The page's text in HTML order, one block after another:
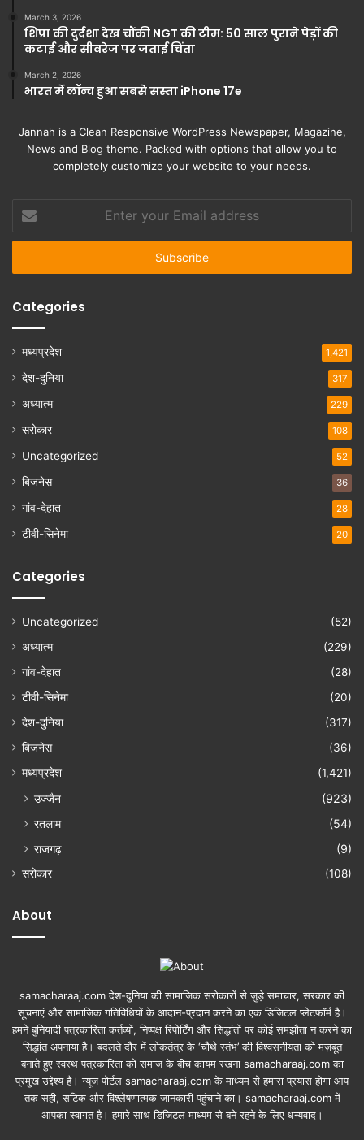
March 3, 2026
शिप्रा की दुर्दशा देख चौंकी NGT की टीम: 50 साल पुराने पेड़ों की
कटाई और सीवरेज पर जताई चिंता
March 2, 2026
भारत में लॉन्च हुआ सबसे सस्ता iPhone 17e
Jannah is a Clean Responsive WordPress Newspaper, Magazine,
News and Blog theme. Packed with options that allow you to
completely customize your website to your needs.
your
Email
Categories
मध्यप्रदेश 1,421
देश-दुनिया 317
अध्यात्म 229
सरोकार 108
Uncategorized 52
बिजनेस 36
गांव-देहात 28
टीवी-सिनेमा 20
Categories
Uncategorized
(52)
अध्यात्म
(229)
गांव-देहात
(28)
टीवी-सिनेमा
(20)
देश-दुनिया
(317)
बिजनेस
(36)
मध्यप्रदेश
(1,421)
उज्जैन
(923)
रतलाम
(54)
राजगढ़
(9)
सरोकार (108)
About
samacharaaj.com देश-दुनिया की सामाजिक सरोकारों से जुड़े समाचार, सरकार की
सूचनाएं और सामाजिक गतिविधियाें के आदान-प्रदान करने का एक डिजिटल प्लेटफॉर्म है।
हमने बुनियादी पत्रकारिता कर्तव्यों, निष्पक्ष रिपोर्टिंग और सिद्धांतों पर कोई समझौता न करने का
सिद्धांत अपनाया है। बदलते दौर में लोकतंत्र के ‘चौथे स्तंभ’ की विश्वसनीयता को मज़बूत
बनाते हुए स्वस्थ पत्रकारिता को समाज के बीच कायम रखना samacharaaj.com का
प्रमुख उद्देश्य है। न्यूज पोर्टल samacharaaj.com के माध्यम से हमारा प्रयास होगा आप
तक सही, सटिक और विश्लेषणात्मक जानकारी पहुंचाने का। samacharaaj.com में
आपका स्‍वागत है। हमारे साथ डिजिटल माध्‍यम से बने रहने के लिए धन्‍यवाद।